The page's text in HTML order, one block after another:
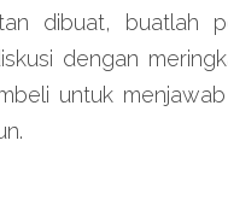
dibuat, buatlah
dengan
untuk